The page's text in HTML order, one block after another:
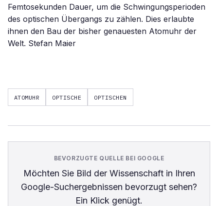
Femtosekunden Dauer, um die Schwingungsperioden
des optischen Übergangs zu zählen. Dies erlaubte
ihnen den Bau der bisher genauesten Atomuhr der
Welt. Stefan Maier
ATOMUHR OPTISCHE OPTISCHEN
BEVORZUGTE QUELLE BEI GOOGLE
Möchten Sie Bild der Wissenschaftin Ihren
Google-Suchergebnissen bevorzugt sehen?
Ein Klick genügt.